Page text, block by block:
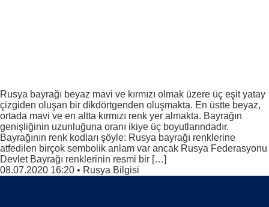
Rusya bayrağı beyaz mavi ve kırmızı olmak üzere üç eşit yatay
çizgiden oluşan bir dikdörtgenden oluşmakta. En üstte beyaz,
ortada mavi ve en altta kırmızı renk yer almakta. Bayrağın
genişliğinin uzunluğuna oranı ikiye üç boyutlarındadır.
Bayrağının renk kodları şöyle: Rusya bayrağı renklerine
atfedilen birçok sembolik anlam var ancak Rusya Federasyonu
Devlet Bayrağı renklerinin resmi bir […]
08.07.2020 16:20 • Rusya Bilgisi